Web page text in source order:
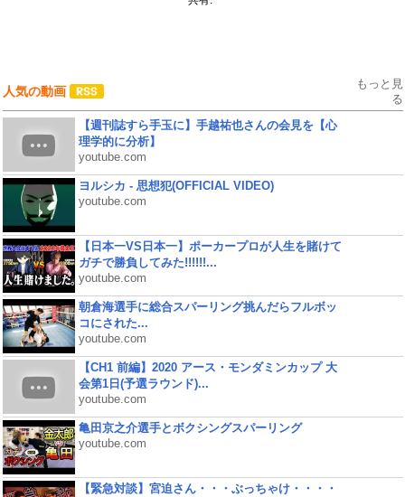
人気の動画
もっと見
る
【週刊誌すら手玉に】手越祐也さんの会見を【心
理学的に分析】
youtube.com
ヨルシカ - 思想犯(OFFICIAL VIDEO)
youtube.com
【日本一VS日本一】ポーカープロが人生を賭けて
ガチで勝負してみた!!!!!!...
youtube.com
朝倉海選手に総合スパーリング挑んだらフルボッ
コにされた...
youtube.com
【CH1 前編】2020 アース・モンダミンカップ 大
会第1日(予選ラウンド)...
youtube.com
亀田京之介選手とボクシングスパーリング
youtube.com
【緊急対談】宮迫さん・・・ぶっちゃけ・・・・